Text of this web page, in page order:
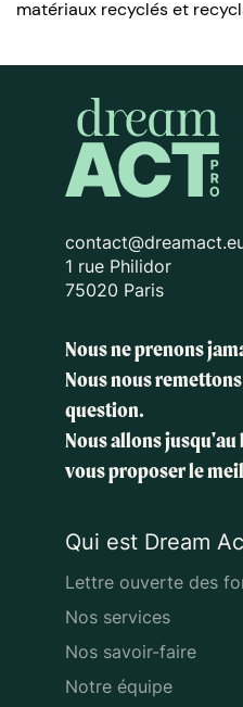
matériaux recyclés et
1 rue Philidor
75020 Paris
Nous ne prenons
Nous nous remettons
question.
Nous allons jusqu'au
vous proposer le
Qui est Dream
Lettre ouverte des
Nos services
Nos savoir-faire
Notre équipe